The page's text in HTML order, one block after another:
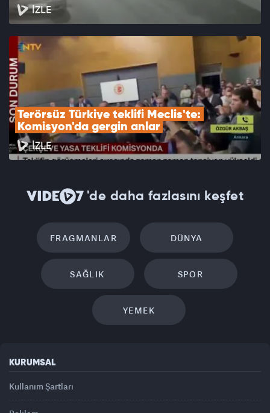
İZLE
Terörsüz Türkiye teklifi Meclis'te:
Komisyon'da gergin anlar
İZLE
'de daha fazlasını keşfet
FRAGMANLAR DÜNYA
SAĞLIK SPOR
YEMEK
KURUMSAL
Kullanım Şartları